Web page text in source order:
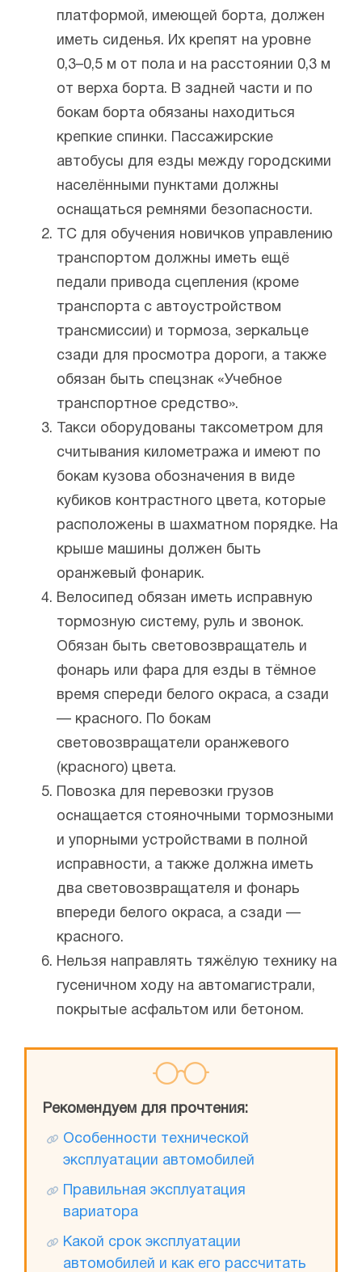
платформой, имеющей борта, должен
иметь сиденья. Их крепят на уровне
0,3–0,5 м от пола и на расстоянии 0,3 м
от верха борта. В задней части и по
бокам борта обязаны находиться
крепкие спинки. Пассажирские
автобусы для езды между городскими
населёнными пунктами должны
оснащаться ремнями безопасности.
ТС для обучения новичков управлению
транспортом должны иметь ещё
педали привода сцепления (кроме
транспорта с автоустройством
трансмиссии) и тормоза, зеркальце
сзади для просмотра дороги, а также
обязан быть спецзнак «Учебное
транспортное средство».
Такси оборудованы таксометром для
считывания километража и имеют по
бокам кузова обозначения в виде
кубиков контрастного цвета, которые
расположены в шахматном порядке. На
крыше машины должен быть
оранжевый фонарик.
Велосипед обязан иметь исправную
тормозную систему, руль и звонок.
Обязан быть световозвращатель и
фонарь или фара для езды в тёмное
время спереди белого окраса, а сзади
— красного. По бокам
световозвращатели оранжевого
(красного) цвета.
Повозка для перевозки грузов
оснащается стояночными тормозными
и упорными устройствами в полной
исправности, а также должна иметь
два световозвращателя и фонарь
впереди белого окраса, а сзади —
красного.
Нельзя направлять тяжёлую технику на
гусеничном ходу на автомагистрали,
покрытые асфальтом или бетоном.
Рекомендуем для прочтения:
Особенности технической
эксплуатации автомобилей
Правильная эксплуатация
вариатора
Какой срок эксплуатации
автомобилей и как его рассчитать